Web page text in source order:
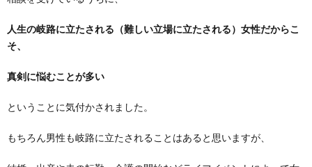
人生の岐路に立たされる（難しい立場に立たされる）女性だからこ
そ、
真剣に悩むことが多い
ということに気付かされました。
もちろん男性も岐路に立たされることはあると思いますが、